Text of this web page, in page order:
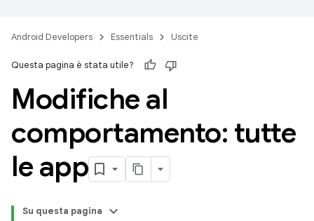
Android Developers Essentials Uscite
Questa pagina è stata utile?
Modifiche al
comportamento: tutte
le app
Su questa pagina